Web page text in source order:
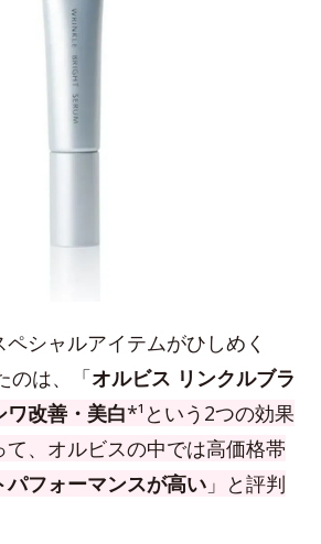
シャルアイテムがひしめく
のは、「オルビス リンクルブラ
ワ改善・美白*¹という2つの効果
、オルビスの中では高価格帯
パフォーマンスが高い 」と評判